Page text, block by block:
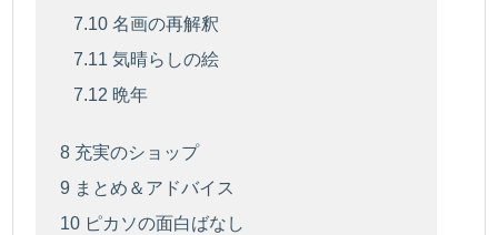
7.10 名画の再解釈
7.11 気晴らしの絵
7.12 晩年
8 充実のショップ
9 まとめ＆アドバイス
10 ピカソの面白ばなし